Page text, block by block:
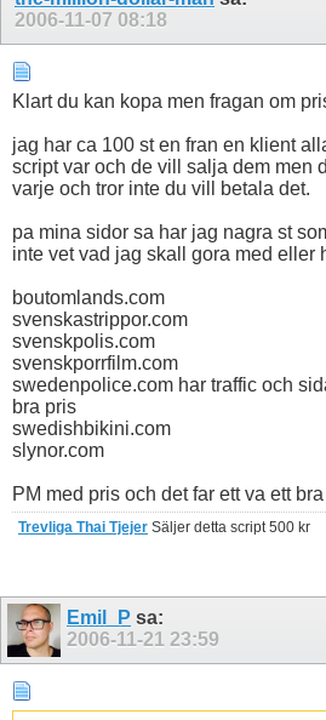
2006-11-07 08:18
Klart du kan kopa men fragan om
jag har ca 100 st en fran en klient
script var och de vill salja dem men
varje och tror inte du vill betala det.
pa mina sidor sa har jag nagra st
inte vet vad jag skall gora med eller
boutomlands.com
svenskastrippor.com
svenskpolis.com
svenskporrfilm.com
swedenpolice.com har traffic och
bra pris
swedishbikini.com
slynor.com
PM med pris och det far ett va ett
Trevliga Thai Tjejer Säljer detta script 500 kr
Emil_P sa:
2006-11-21 23:59